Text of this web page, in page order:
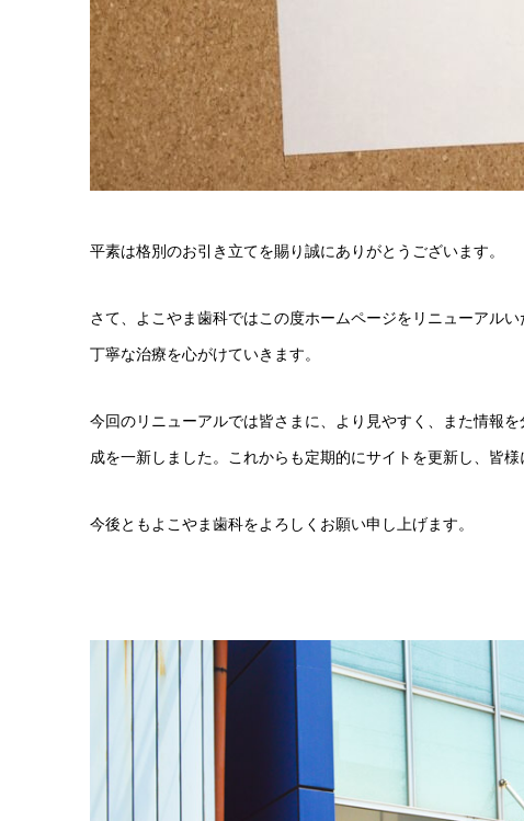
平素は格別のお引き立てを賜り誠にありがとうございます。
さて、よこやま歯科ではこの度ホームページをリニューアル
丁寧な治療を心がけていきます。
今回のリニューアルでは皆さまに、より見やすく、また情報
成を一新しました。 これからも定期的にサイトを更新し、皆
今後ともよこやま歯科をよろしくお願い申し上げます。